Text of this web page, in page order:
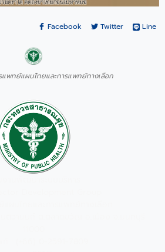
Facebook Twitter Line
แพทย์แผนไทยและการแพทย์ทางเลือก